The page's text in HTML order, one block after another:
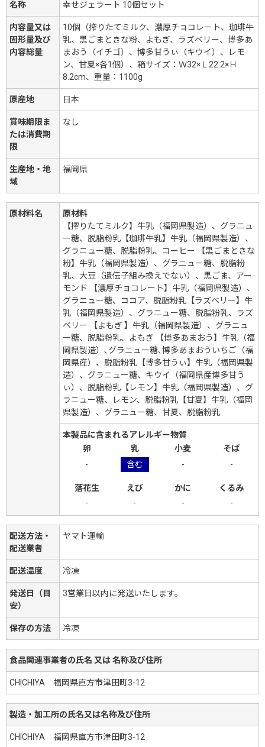
名称 幸せジェラート 10個セット
内容量又は
固形量及び
内容総量
10個（搾りたてミルク、濃厚チョコレート、珈琲牛
乳、黒ごまときな粉、よもぎ、ラズベリー、博多あ
まおう（イチゴ）、博多甘うぃ（キウイ）、レモ
ン、甘夏×各1個）、箱サイズ：Ｗ32×Ｌ22.2×Ｈ
8.2cm、重量：1100g
原産地 日本
賞味期限ま
たは消費期
限
なし
生産地・地
域
福岡県
原材料名
原材料
【搾りたてミルク】牛乳（福岡県製造）、グラニュ
ー糖、脱脂粉乳【珈琲牛乳】牛乳（福岡県製造）、
グラニュー糖、脱脂粉乳、コーヒー 【黒ごまときな
粉】牛乳（福岡県製造）、グラニュー糖、脱脂粉
乳、大豆（遺伝子組み換えでない）、黒ごま、アー
モンド 【濃厚チョコレート】牛乳（福岡県製造）、
グラニュー糖、ココア、脱脂粉乳【ラズベリー】牛
乳（福岡県製造）、グラニュー糖、脱脂粉乳、ラズ
ベリー 【よもぎ 】牛乳（福岡県製造）、グラニュ
ー糖、脱脂粉乳、よもぎ 【博多あまおう】牛乳（福
岡県製造）､グラニュー糖､博多あまおういちご（福
岡県産）、脱脂粉乳【博多甘うぃ】牛乳（福岡県製
造）、グラニュー糖、キウイ（福岡県産博多甘う
ぃ）、脱脂粉乳【レモン】牛乳（福岡県製造）、グ
ラニュー糖、レモン、脱脂粉乳【甘夏】牛乳（福岡
県製造）、グラニュー糖、甘夏、脱脂粉乳
本製品に含まれるアレルギー物質
卵
乳 小麦
そば
-
含む - -
落花生 えび かに
くるみ
-
- - -
配送方法・
配送業者
ヤマト運輸
配送温度 冷凍
発送日（目
安）
3営業日以内に発送いたします。
保存の方法 冷凍
食品関連事業者の氏名 又は 名称及び住所
CHICHIYA 福岡県直方市津田町3-12
製造・加工所の氏名又は名称及び住所
CHICHIYA 福岡県直方市津田町3-12